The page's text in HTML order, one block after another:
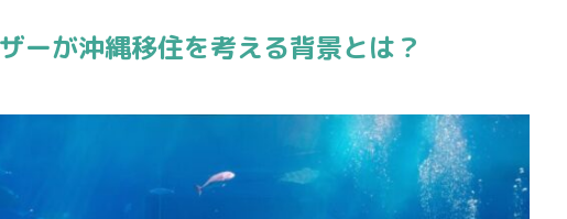
ーが沖縄移住を考える背景とは？